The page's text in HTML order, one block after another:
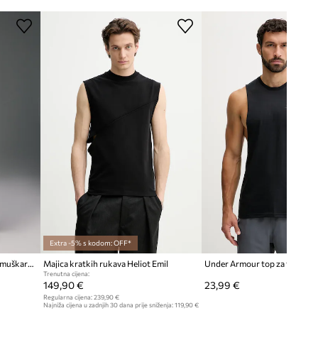
DIMENZIJE
Veća veličina
Preporučamo da odaberete manju
veličinu nego što nosite.
Pogledaje dimenzije proizvoda
Medicine košulja bez rukava za muškarce
Extra -5% s kodom: OFF*
Majica kratkih rukava Heliot Emil
Trenutna cijena:
149,90 €
Regularna cijena:239,90 €
Najniža cijena u zadnjih 30 dana prije sniženja:119,90 €
23,99 €